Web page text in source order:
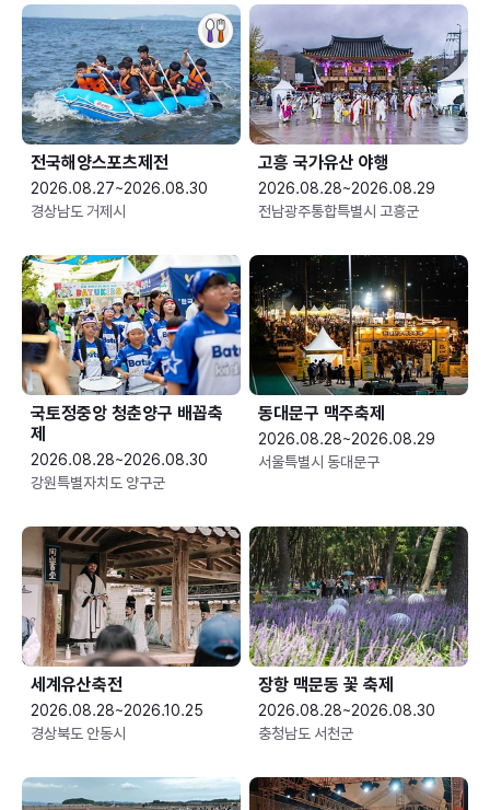
전국해양스포츠제전
2026.08.27~2026.08.30
경상남도 거제시
고흥 국가유산 야행
2026.08.28~2026.08.29
전남광주통합특별시 고흥군
국토정중앙 청춘양구 배꼽축
제
2026.08.28~2026.08.30
강원특별자치도 양구군
동대문구 맥주축제
2026.08.28~2026.08.29
서울특별시 동대문구
세계유산축전
2026.08.28~2026.10.25
경상북도 안동시
장항 맥문동 꽃 축제
2026.08.28~2026.08.30
충청남도 서천군